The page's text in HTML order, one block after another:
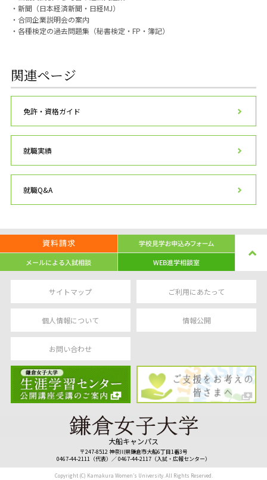
・新聞（日本経済新聞・日経MJ）
・合同企業説明会の案内
・各種検定の過去問題集（秘書検定・FP・簿記）
関連ページ
免許・資格ガイド
就職実績
就職Q&A
サイトマップ ご利用にあたって
個人情報について 情報公開
お問い合わせ
大船キャンパス
〒247-8512 神奈川県鎌倉市大船6丁目1番3号
0467-44-2111（代表）／ 0467-44-2117（入試・広報センター）
Copyright (C) Kamakura Women’s University. All Rights Reserved.